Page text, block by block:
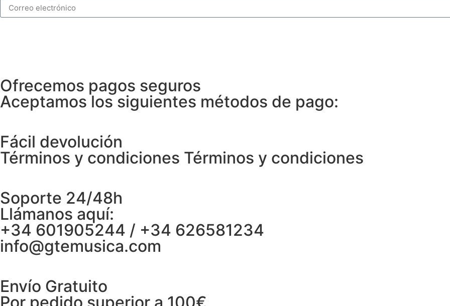
Ofrecemos pagos seguros
Aceptamos los siguientes métodos de pago:
Fácil devolución
Términos y condiciones Términos y condiciones
Soporte 24/48h
Llámanos aquí:
+34 601905244 / +34 626581234
info@gtemusica.com
Envío Gratuito